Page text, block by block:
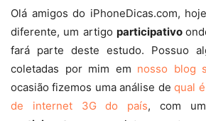
Olá amigos do iPhoneDicas.com,
diferente, um artigo participativo
fará parte deste estudo. Possuo
coletadas por mim em nosso blog
ocasião fizemos uma análise dequal
de internet 3G do país, com